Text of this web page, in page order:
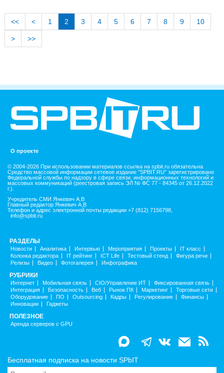
<< < 1 2 3 4 5 6 7 8 9 10
> >>
О проекте
© 2004-2026 При использовании материалов ссылка на spbit.ru обязательна
Средство массовой информации сетевое издание "SPBIT.RU" зарегистрировано
Федеральной службы по надзору в сфере связи, информационных технологий и
массовых коммуникаций (реестровая запись ЭЛ № ФС 77 - 84345 от 26.12.2022
г.).
Учредитель СМИ Янкевич А.В
Главный редактор Янкевич А.В
Телефон и адрес электронной почты редакции +7 (812) 7156798,
info@spbit.ru
РАЗДЕЛЫ
Новости Аналитика Интервью Мероприятия Проекты
IT класс
Колонка редактора
IT рейтинг ICT Life Тестовый стенд
Фигура речи
Релизы
Видео Фотогалерея Инфографика
РУБРИКИ
Интернет Мобильная связь CIO/Управление ИТ
Фиксированная связь
Интеграция
Безопасность Веб Рынок ПК Маркетинг
Торговые сети
Оборудование
ПО Outsourcing Кадры Регулирование
Финансы
Инновации
Гаджеты
ПОЛЕЗНОЕ
Аренда серверов с GPU
Бесплатная подписка на новости SPbIT